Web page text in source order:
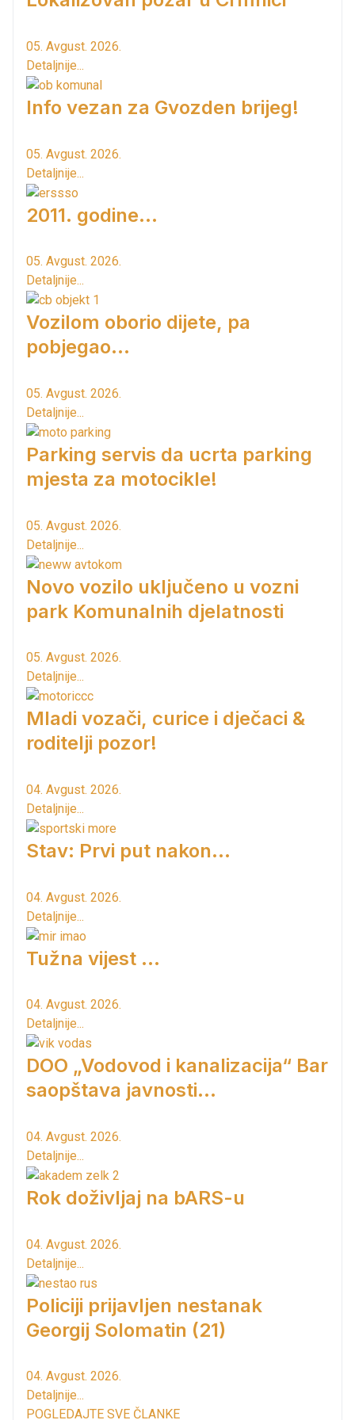
05. Avgust. 2026.
Detaljnije...
Info vezan za Gvozden brijeg!
05. Avgust. 2026.
Detaljnije...
2011. godine...
05. Avgust. 2026.
Detaljnije...
Vozilom oborio dijete, pa
pobjegao...
05. Avgust. 2026.
Detaljnije...
Parking servis da ucrta parking
mjesta za motocikle!
05. Avgust. 2026.
Detaljnije...
Novo vozilo uključeno u vozni
park Komunalnih djelatnosti
05. Avgust. 2026.
Detaljnije...
Mladi vozači, curice i dječaci &
roditelji pozor!
04. Avgust. 2026.
Detaljnije...
Stav: Prvi put nakon…
04. Avgust. 2026.
Detaljnije...
Tužna vijest ...
04. Avgust. 2026.
Detaljnije...
DOO „Vodovod i kanalizacija“ Bar
saopštava javnosti...
04. Avgust. 2026.
Detaljnije...
Rok doživljaj na bARS-u
04. Avgust. 2026.
Detaljnije...
Policiji prijavljen nestanak
Georgij Solomatin (21)
04. Avgust. 2026.
Detaljnije...
POGLEDAJTE SVE ČLANKE